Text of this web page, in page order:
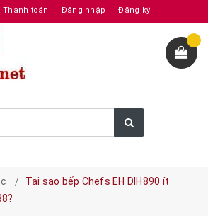
Thanh toán Đăng nhập Đăng ký
Tại sao bếp Chefs EH DIH890 ít